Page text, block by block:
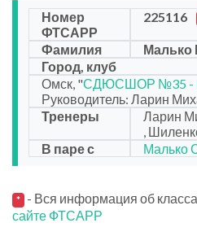
Номер
ФТСАРР
225116
Фамилия
Малько
Город, клуб
Омск, "СДЮСШОР №35 -
Руководитель: Ларин
Тренеры
Ларин
,
В паре с
Малько
* - Вся информация об
сайте ФТСАРР